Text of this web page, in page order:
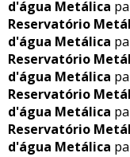
d'água Metálica
Reservatório
d'água Metálica
Reservatório
d'água Metálica
Reservatório
d'água Metálica
Reservatório
d'água Metálica